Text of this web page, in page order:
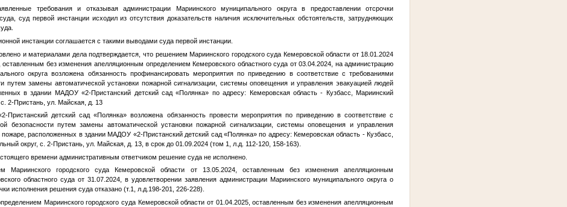
требования и отказывая администрации Мариинского муниципального округа в предоставлении отсрочки
суд первой инстанции исходил из отсутствия доказательств наличия исключительных обстоятельств, затрудняющих
инстанции соглашается с такими выводами суда первой инстанции.
и материалами дела подтверждается, что решением Мариинского городского суда Кемеровской области от 18.01.2024
без изменения апелляционным определением Кемеровского областного суда от 03.04.2024, на администрацию
округа возложена обязанность профинансировать мероприятия по приведению в соответствие с требованиями
путем замены автоматической установки пожарной сигнализации, системы оповещения и управления эвакуацией людей
в здании МАДОУ «2-Пристанский детский сад «Полянка» по адресу: Кемеровская область - Кузбасс, Мариинский
2-Пристань, ул. Майская, д. 13
детский сад «Полянка» возложена обязанность провести мероприятия по приведению в соответствие с
безопасности путем замены автоматической установки пожарной сигнализации, системы оповещения и управления
расположенных в здании МАДОУ «2-Пристанский детский сад «Полянка» по адресу: Кемеровская область - Кузбасс,
округ, с. 2-Пристань, ул. Майская, д. 13, в срок до 01.09.2024 (том 1, л.д. 112-120, 158-163).
времени административным ответчиком решение суда не исполнено.
Мариинского городского суда Кемеровской области от 13.05.2024, оставленным без изменения апелляционным
областного суда от 31.07.2024, в удовлетворении заявления администрации Мариинского муниципального округа о
исполнения решения суда отказано (т.1, л.д.198-201, 226-228).
Мариинского городского суда Кемеровской области от 01.04.2025, оставленным без изменения апелляционным